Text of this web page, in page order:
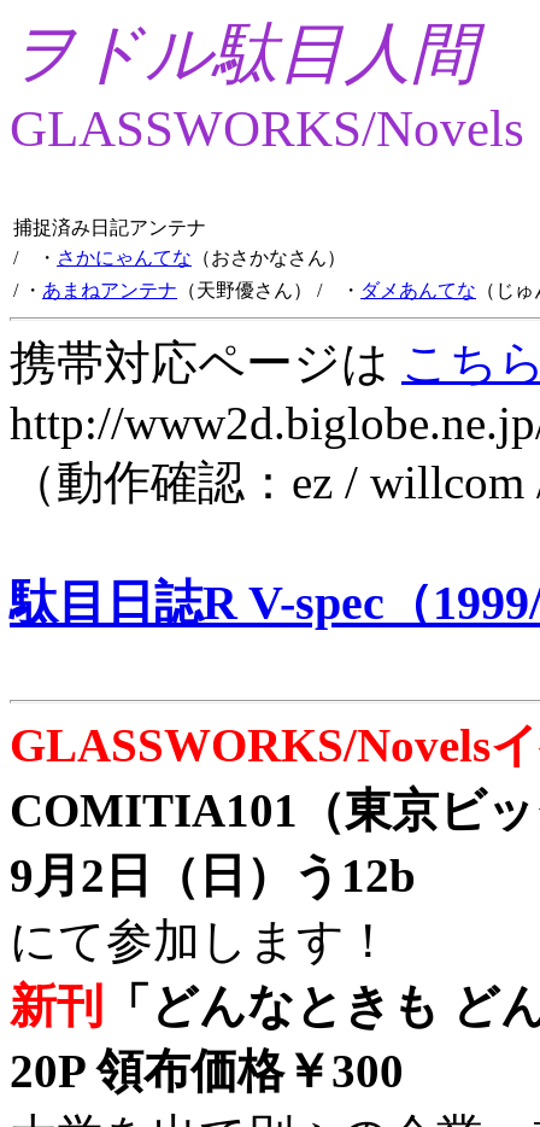
ヲドル駄目人間
GLASSWORKS/Novels
捕捉済み日記アンテナ
/ ・ さかにゃんてな （おさかなさん）
/ ・ あまねアンテナ （天野優さん） / ・ ダメあんてな （じ
携帯対応ページは こち
http://
（動作確認：ez /
駄目日誌R V-spec（
GLASSWORKS/Novels
COMITIA101（東京ビ
9月2日（日）う12b
にて参加します！
新刊
「どんなときも ど
20P 領布価格￥300